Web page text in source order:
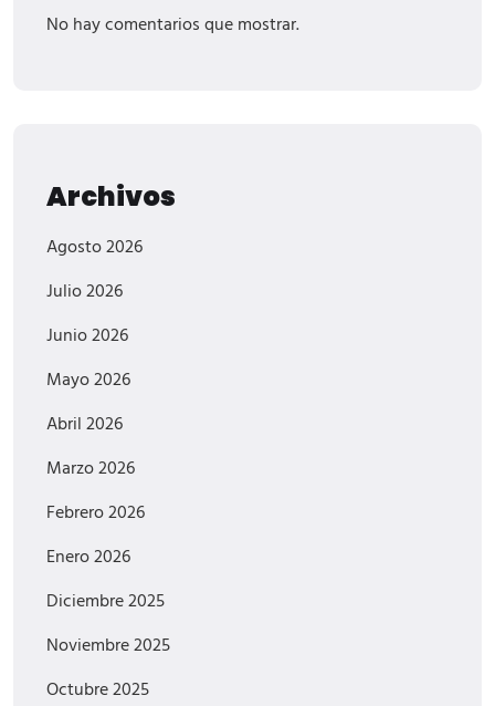
No hay comentarios que mostrar.
Archivos
Agosto 2026
Julio 2026
Junio 2026
Mayo 2026
Abril 2026
Marzo 2026
Febrero 2026
Enero 2026
Diciembre 2025
Noviembre 2025
Octubre 2025